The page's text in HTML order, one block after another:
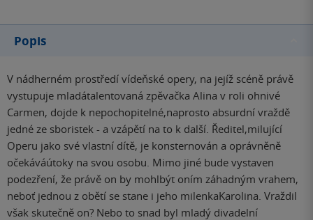
Popis
V nádherném prostředí vídeňské opery, na jejíž scéně právě
vystupuje mladátalentovaná zpěvačka Alina v roli ohnivé
Carmen, dojde k nepochopitelné,naprosto absurdní vraždě
jedné ze sboristek - a vzápětí na to k další. Ředitel,milující
Operu jako své vlastní dítě, je konsternován a oprávněně
očekáváútoky na svou osobu. Mimo jiné bude vystaven
podezření, že právě on by mohlbýt oním záhadným vrahem,
neboť jednou z obětí se stane i jeho milenkaKarolina. Vraždil
však skutečně on? Nebo to snad byl mladý divadelní